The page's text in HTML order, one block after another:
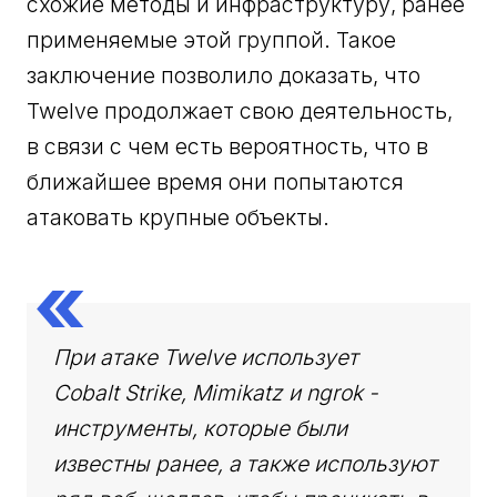
применяемые этой группой. Такое
заключение позволило доказать, что
Twelve продолжает свою деятельность,
в связи с чем есть вероятность, что в
ближайшее время они попытаются
атаковать крупные объекты.
При атаке Twelve использует
Cobalt Strike, Mimikatz и ngrok -
инструменты, которые были
известны ранее, а также используют